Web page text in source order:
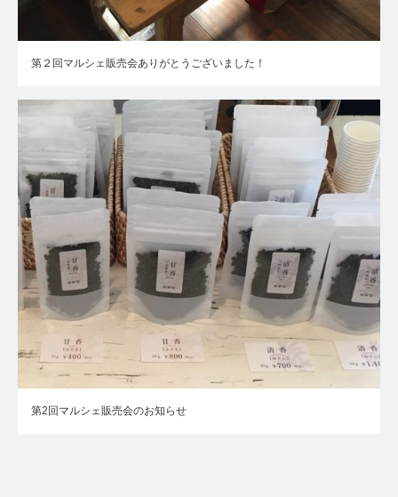
第２回マルシェ販売会ありがとうございました！
第2回マルシェ販売会のお知らせ